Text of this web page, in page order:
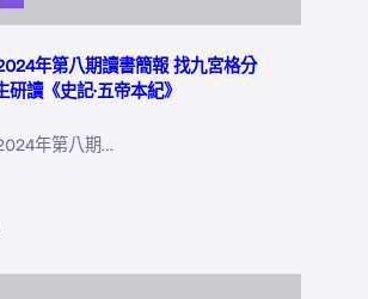
年第八期讀書簡報 找九宮格分
讀《史記·五帝本紀》
年第八期…